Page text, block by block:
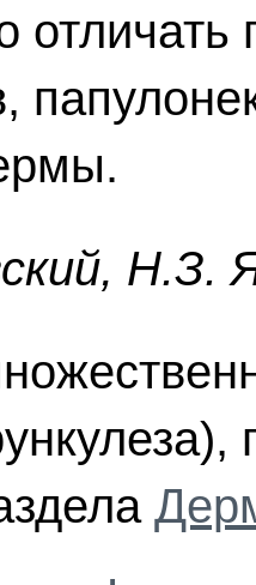
отличать
Н.З.